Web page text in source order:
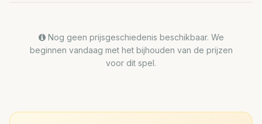
Nog geen prijsgeschiedenis beschikbaar. We
beginnen vandaag met het bijhouden van de prijzen
voor dit spel.